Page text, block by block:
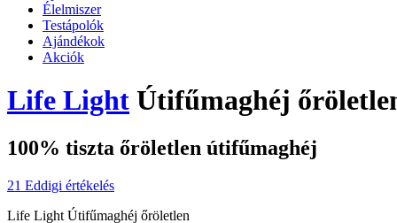
Élelmiszer
Testápolók
Ajándékok
Akciók
Life Light Útifűmaghéj
100% tiszta őröletlen útifűmaghéj
21 Eddigi értékelés
Life Light Útifűmaghéj őröletlen